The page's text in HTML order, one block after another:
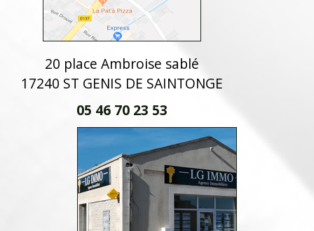
20 place Ambroise sablé
17240 ST GENIS DE SAINTONGE
05 46 70 23 53